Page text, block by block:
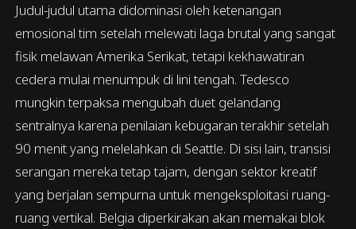
Judul-judul utama didominasi oleh ketenangan
emosional tim setelah melewati laga brutal yang sangat
fisik melawan Amerika Serikat, tetapi kekhawatiran
cedera mulai menumpuk di lini tengah. Tedesco
mungkin terpaksa mengubah duet gelandang
sentralnya karena penilaian kebugaran terakhir setelah
90 menit yang melelahkan di Seattle. Di sisi lain, transisi
serangan mereka tetap tajam, dengan sektor kreatif
yang berjalan sempurna untuk mengeksploitasi ruang-
ruang vertikal. Belgia diperkirakan akan memakai blok